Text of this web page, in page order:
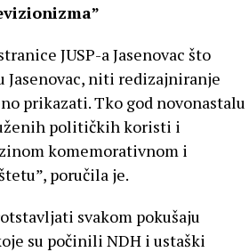
JUSP-a Jasenovac što
niti redizajniranje
prikazati. Tko god novonastalu
političkih koristi i
komemorativnom i
poručila je.
svakom pokušaju
su počinili NDH i ustaški